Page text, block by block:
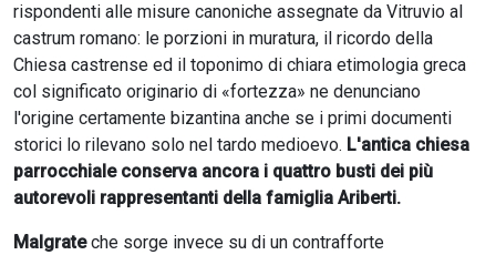
rispondenti alle misure canoniche assegnate da Vitruvio al
castrum romano: le porzioni in muratura, il ricordo della
Chiesa castrense ed il toponimo di chiara etimologia greca
col significato originario di «fortezza» ne denunciano
l'origine certamente bizantina anche se i primi documenti
storici lo rilevano solo nel tardo medioevo. L'antica chiesa
parrocchiale conserva ancora i quattro busti dei più
autorevoli rappresentanti della famiglia Ariberti.
Malgrateche sorge invece su di un contrafforte